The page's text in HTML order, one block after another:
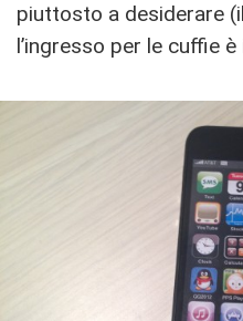
piuttosto a desiderare
l’ingresso per le cuffie